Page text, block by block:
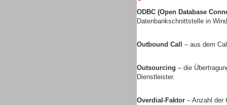
ODBC (Open Database
Datenbankschnittstelle in
Outbound Call – aus dem
Outsourcing – die
Dienstleister.
Overdial-Faktor – Anzahl der